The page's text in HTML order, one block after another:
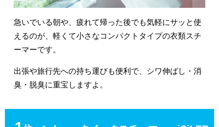
急いでいる朝や、疲れて帰った後でも気軽にサッと使
えるのが、軽くて小さなコンパクトタイプの衣類スチ
ーマーです。
出張や旅行先への持ち運びも便利で、シワ伸ばし・消
臭・脱臭に重宝しますよ。